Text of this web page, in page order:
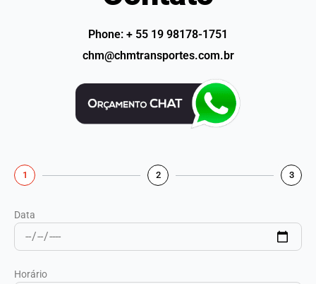
Phone: + 55 19 98178-1751
chm@chmtransportes.com.br
1 2 3
Data
Horário